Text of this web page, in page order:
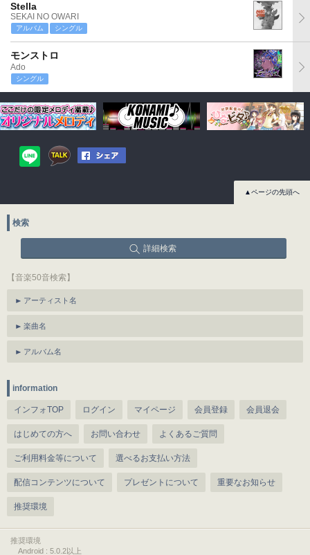
Stella
SEKAI NO OWARI
アルバム シングル
モンストロ
Ado
シングル
▲ページの先頭へ
検索
詳細検索
【音楽50音検索】
アーティスト名
楽曲名
アルバム名
information
インフォTOP ログイン マイページ 会員登録 会員退会
はじめての方へ お問い合わせ よくあるご質問
ご利用料金等について 選べるお支払い方法
配信コンテンツについて プレゼントについて 重要なお知らせ
推奨環境
推奨環境
Android : 5.0.2以上